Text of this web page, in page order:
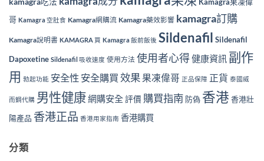
kamagra吃法
Kamagra果凍偉
哥 Kamagra 空肚食 Kamagra網購流 Kamagra藥效影響 kamagra訂購
Kamagra說明書 KAMAGRA 買 Kamagra 飯前飯後 Sildenafil Sildenafil
Dapoxetine Sildenafil 吸收速度 使用方法 使用者心得健康資訊 副作
用 勃起功能 安全性 安全購買 效果 果凍偉哥 正品保障 正貨 泰國威
而鋼代購 男性健康網購安全評價 購買指南 防偽 香港 香港壯
陽產品 香港正品 香港用家指南 香港購買
分類